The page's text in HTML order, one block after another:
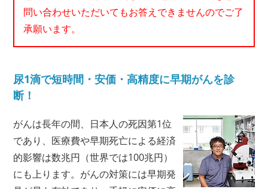
広報
アクセス お問い合わせ
サイトポリシー 寄附のご案内
問い合わせいただいてもお答えできませんのでご了
承願います。
尿1滴で短時間・安価・高精度に早期がんを診
断！
がんは長年の間、日本人の死因第1位
であり、医療費や早期死亡による経済
的影響は数兆円（世界では100兆円）
にも上ります。がんの対策には早期発